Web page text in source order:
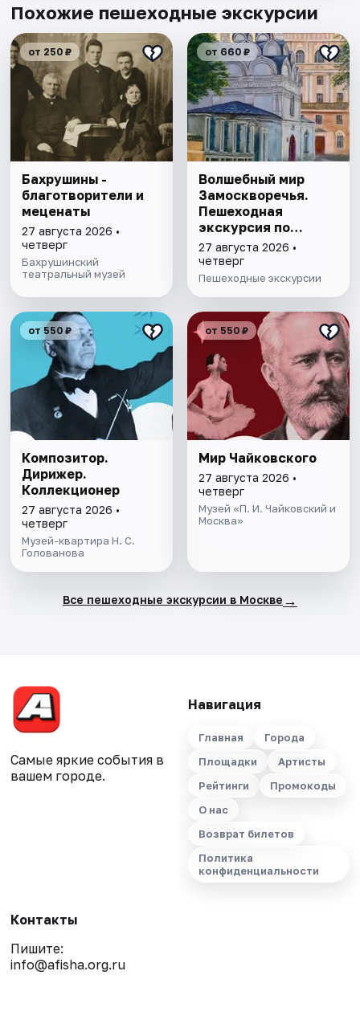
Похожие пешеходные экскурсии
от 250 ₽
Бахрушины -
благотворители и
меценаты
27 августа 2026 •
четверг
Бахрушинский
театральный музей
от 660 ₽
Волшебный мир
Замоскворечья.
Пешеходная
экскурсия по
Москве
27 августа 2026 •
четверг
Пешеходные экскурсии
от 550 ₽
Композитор.
Дирижер.
Коллекционер
27 августа 2026 •
четверг
Музей-квартира Н. С.
Голованова
от 550 ₽
Мир Чайковского
27 августа 2026 •
четверг
Музей «П. И. Чайковский и
Москва»
Все пешеходные экскурсии в Москве →
Самые яркие события в
вашем городе.
Навигация
Главная
Города
Площадки
Артисты
Рейтинги
Промокоды
О нас
Возврат билетов
Политика
конфиденциальности
Контакты
Пишите:
info@afisha.org.ru